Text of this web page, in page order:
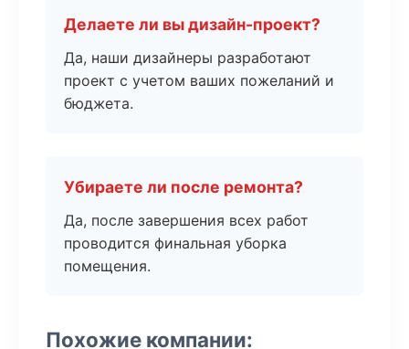
Делаете ли вы дизайн-проект?
Да, наши дизайнеры разработают
проект с учетом ваших пожеланий и
бюджета.
Убираете ли после ремонта?
Да, после завершения всех работ
проводится финальная уборка
помещения.
Похожие компании: